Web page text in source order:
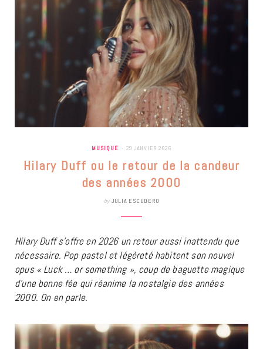
MUSIQUE 29 JANVIER 2026
Hilary Duff ou le retour de la candeur
des années 2000
by JULIA ESCUDERO
Hilary Duff s’offre en 2026 un retour aussi inattendu que
nécessaire. Pop pastel et légèreté habitent son nouvel
opus « Luck … or something », coup de baguette magique
d’une bonne fée qui réanime la nostalgie des années
2000. On en parle.